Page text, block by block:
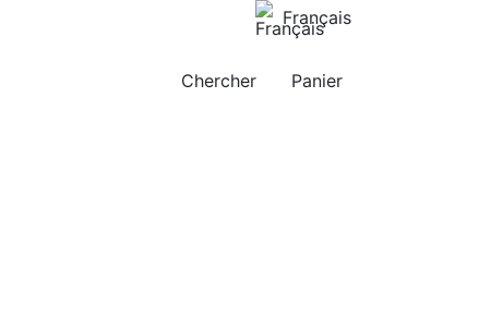
Français
Chercher
Panier